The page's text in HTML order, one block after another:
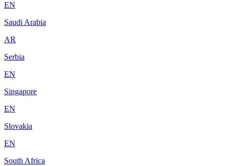
EN
Saudi Arabia
AR
Serbia
EN
Singapore
EN
Slovakia
EN
South Africa